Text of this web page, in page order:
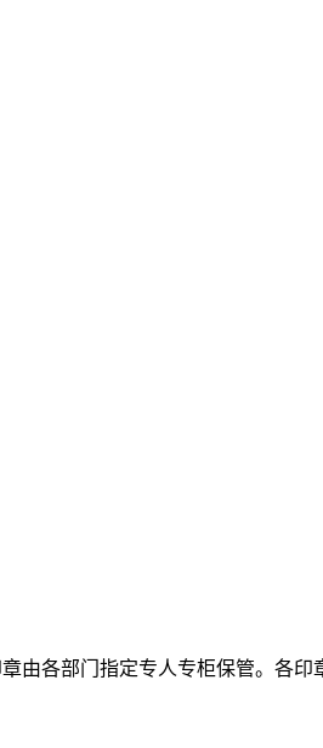
各部门指定专人专柜保管。各印